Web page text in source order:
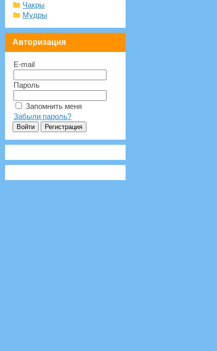
Чакры
Мудры
Авторизация
E-mail
Пароль
Запомнить меня
Забыли пароль?